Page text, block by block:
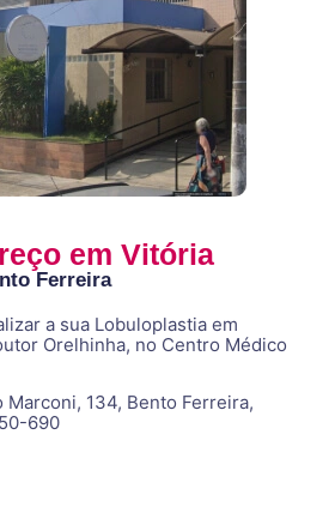
em Vitória
Ferreira
a sua Lobuloplastia em
Orelhinha, no Centro Médico
Marconi, 134, Bento Ferreira,
690